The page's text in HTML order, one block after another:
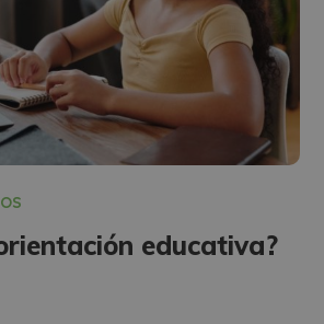
educativa?